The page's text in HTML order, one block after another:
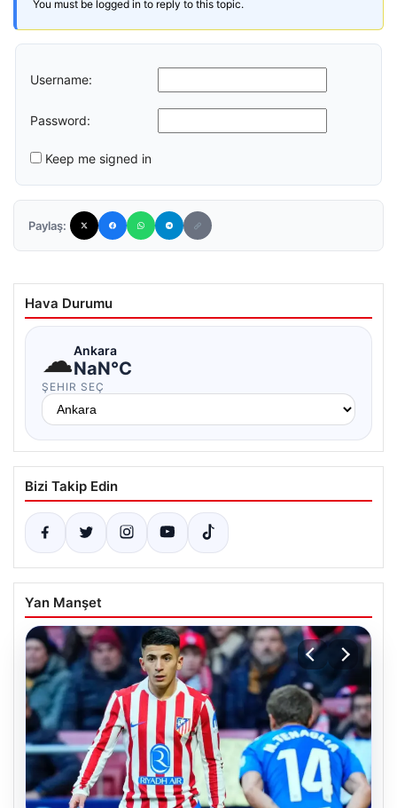
You must be logged in to reply to this topic.
Username:
Password:
Keep me signed in
Paylaş:
Hava Durumu
☁Ankara
NaN°C
ŞEHIR SEÇ
Bizi Takip Edin
Yan Manşet